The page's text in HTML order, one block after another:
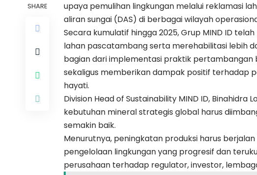
SHARE
upaya pemulihan lingkungan melalui reklamasi
aliran sungai (DAS) di berbagai wilayah
Secara kumulatif hingga 2025, Grup MIND ID
lahan pascatambang serta merehabilitasi lebih
bagian dari implementasi praktik pertambangan
sekaligus memberikan dampak positif terhadap
hayati.
Division Head of Sustainability MIND ID,
kebutuhan mineral strategis global harus
semakin baik.
Menurutnya, peningkatan produksi harus
pengelolaan lingkungan yang progresif dan
perusahaan terhadap regulator, investor,